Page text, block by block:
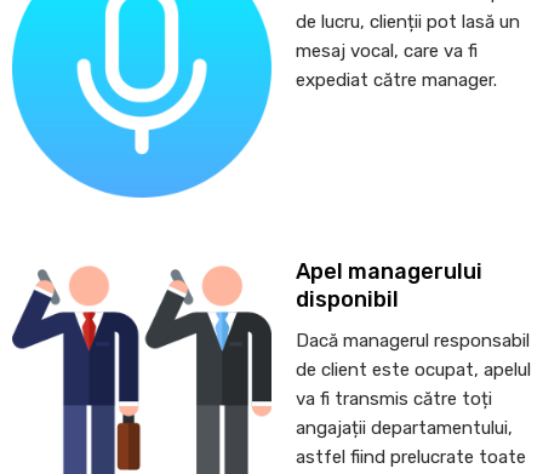
de lucru, clienții pot lasă un
mesaj vocal, care va fi
expediat către manager.
Apel managerului
disponibil
Dacă managerul responsabil
de client este ocupat, apelul
va fi transmis către toți
angajații departamentului,
astfel fiind prelucrate toate